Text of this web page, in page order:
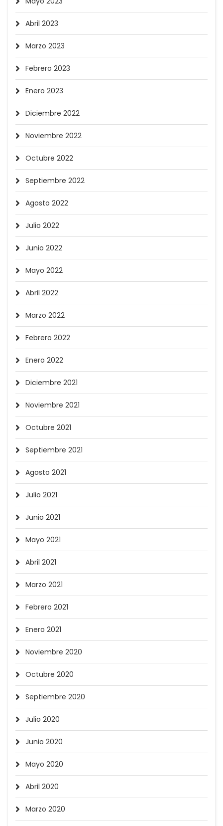
Abril 2023
Marzo 2023
Febrero 2023
Enero 2023
Diciembre 2022
Noviembre 2022
Octubre 2022
Septiembre 2022
Agosto 2022
Julio 2022
Junio 2022
Mayo 2022
Abril 2022
Marzo 2022
Febrero 2022
Enero 2022
Diciembre 2021
Noviembre 2021
Octubre 2021
Septiembre 2021
Agosto 2021
Julio 2021
Junio 2021
Mayo 2021
Abril 2021
Marzo 2021
Febrero 2021
Enero 2021
Noviembre 2020
Octubre 2020
Septiembre 2020
Julio 2020
Junio 2020
Mayo 2020
Abril 2020
Marzo 2020